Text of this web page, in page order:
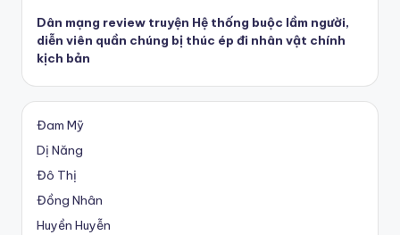
Dân mạng review truyện Hệ thống buộc lầm người,
diễn viên quần chúng bị thúc ép đi nhân vật chính
kịch bản
Đam Mỹ
Dị Năng
Đô Thị
Đồng Nhân
Huyền Huyễn